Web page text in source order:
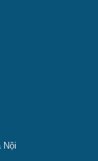
Nội